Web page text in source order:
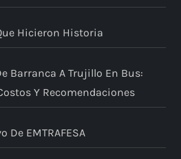
Hicieron Historia
Barranca A Trujillo En Bus:
Y Recomendaciones
De EMTRAFESA